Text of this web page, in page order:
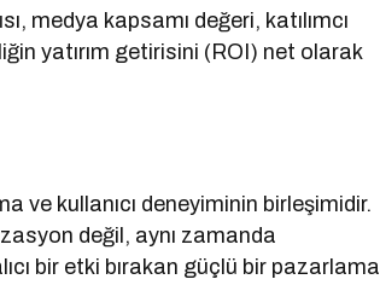
medya kapsamı değeri, katılımcı
yatırım getirisini (ROI) net olarak
ve kullanıcı deneyiminin birleşimidir.
değil, aynı zamanda
bir etki bırakan güçlü bir pazarlama